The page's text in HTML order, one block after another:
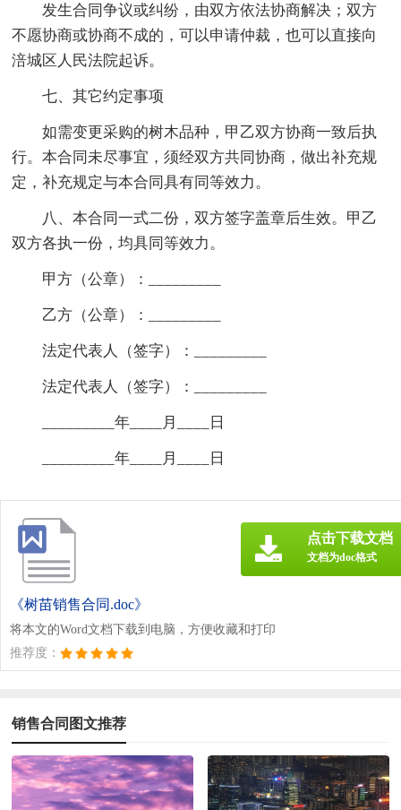
发生合同争议或纠纷，由双方依法协商解决；双方
不愿协商或协商不成的，可以申请仲裁，也可以直接向
涪城区人民法院起诉。
七、其它约定事项
如需变更采购的树木品种，甲乙双方协商一致后执
行。本合同未尽事宜，须经双方共同协商，做出补充规
定，补充规定与本合同具有同等效力。
八、本合同一式二份，双方签字盖章后生效。甲乙
双方各执一份，均具同等效力。
甲方（公章）：_________
乙方（公章）：_________
法定代表人（签字）：_________
法定代表人（签字）：_________
_________年____月____日
_________年____月____日
《树苗销售合同.doc》
将本文的Word文档下载到电脑，方便收藏和打印
推荐度：
点击下载文档
文档为doc格式
销售合同图文推荐